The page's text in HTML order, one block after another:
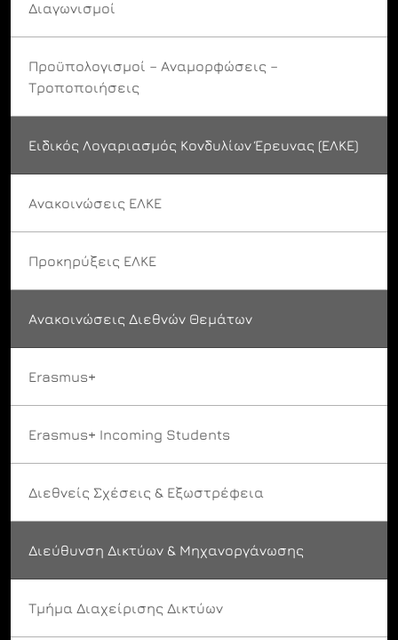
Διαγωνισμοί
Προϋπολογισμοί – Αναμορφώσεις –
Τροποποιήσεις
Ειδικός Λογαριασμός Κονδυλίων Έρευνας (ΕΛΚΕ)
Ανακοινώσεις ΕΛΚΕ
Προκηρύξεις ΕΛΚΕ
Ανακοινώσεις Διεθνών Θεμάτων
Erasmus+
Erasmus+ Incoming Students
Διεθνείς Σχέσεις & Εξωστρέφεια
Διεύθυνση Δικτύων & Μηχανοργάνωσης
Τμήμα Διαχείρισης Δικτύων